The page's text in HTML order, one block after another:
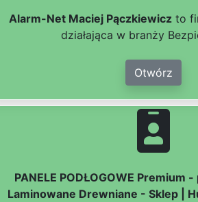
Alarm-Net Maciej Pączkiewiczto
działająca w branży
Otwórz
PANELE PODŁOGOWE Premium
Laminowane Drewniane - Sklep |